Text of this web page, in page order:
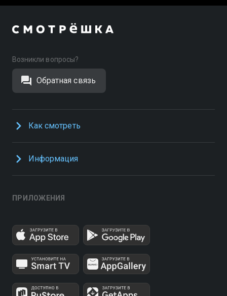
Возникли вопросы?
Обратная связь
Как смотреть
Информация
ПРИЛОЖЕНИЯ